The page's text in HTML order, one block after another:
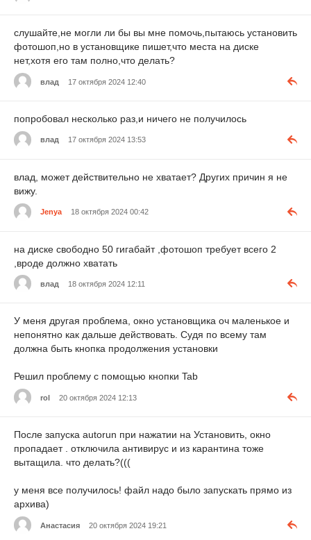
слушайте,не могли ли бы вы мне помочь,пытаюсь установить
фотошоп,но в установщике пишет,что места на диске
нет,хотя его там полно,что делать?
влад 17 октября 2024 12:40
попробовал несколько раз,и ничего не получилось
влад 17 октября 2024 13:53
влад, может действительно не хватает? Других причин я не
вижу.
Jenya 18 октября 2024 00:42
на диске свободно 50 гигабайт ,фотошоп требует всего 2
,вроде должно хватать
влад 18 октября 2024 12:11
У меня другая проблема, окно установщика оч маленькое и
непонятно как дальше действовать. Судя по всему там
должна быть кнопка продолжения установки
Решил проблему с помощью кнопки Tab
rol 20 октября 2024 12:13
После запуска autorun при нажатии на Установить, окно
пропадает . отключила антивирус и из карантина тоже
вытащила. что делать?(((
у меня все получилось! файл надо было запускать прямо из
архива)
Анастасия 20 октября 2024 19:21